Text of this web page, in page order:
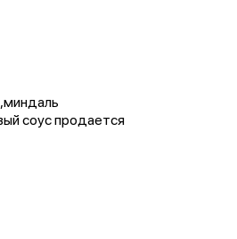
соус продается